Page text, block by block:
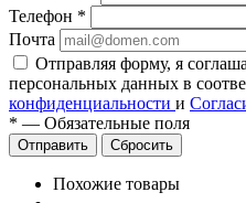
Телефон *
Почта
Отправляя форму, я
персональных данных в
конфиденциальности и
* — Обязательные поля
Сбросить
Похожие товары